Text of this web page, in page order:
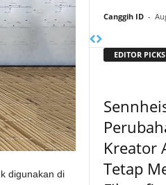
digunakan di
Canggih ID -
EDITOR PICKS
Kreator
Tetap